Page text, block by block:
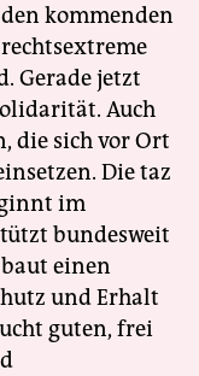
kommenden
Gerade jetzt
Auch
die sich vor Ort
Die taz
im
bundesweit
einen
und Erhalt
guten, frei